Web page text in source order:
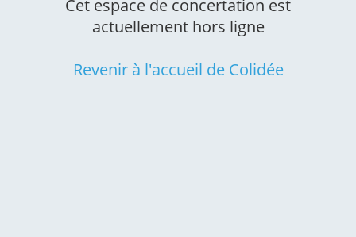
Cet espace de concertation est
actuellement hors ligne
Revenir à l'accueil de Colidée